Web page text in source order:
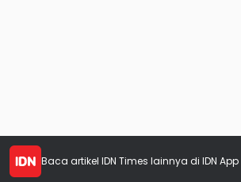
Baca artikel IDN Times lainnya di IDN App